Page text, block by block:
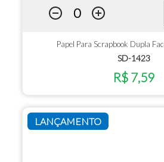
Papel Para Scrapbook Dupla
SD-1423
R$ 7,59
LANÇAMENTO